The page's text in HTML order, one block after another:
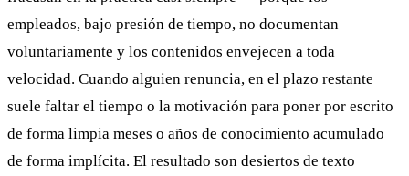
empleados, bajo presión de tiempo, no documentan
voluntariamente y los contenidos envejecen a toda
velocidad. Cuando alguien renuncia, en el plazo restante
suele faltar el tiempo o la motivación para poner por escrito
de forma limpia meses o años de conocimiento acumulado
de forma implícita. El resultado son desiertos de texto